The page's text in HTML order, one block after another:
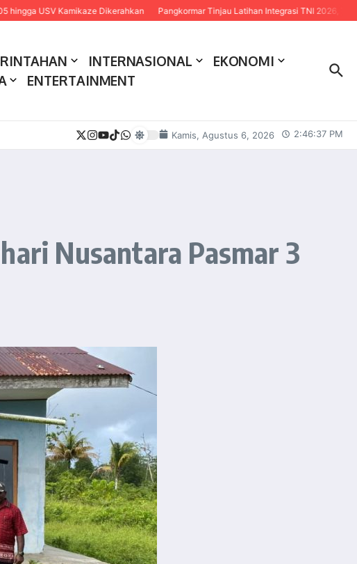
Kamikaze Dikerahkan Pangkormar Tinjau Latihan Integrasi TNI 2026, Tekankan
INTERNASIONAL
EKONOMI
ENTERTAINMENT
Kamis, Agustus 6, 2026 2:46:38 PM
Nusantara Pasmar 3